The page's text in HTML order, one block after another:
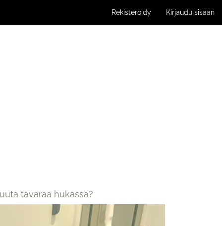
Rekisteröidy Kirjaudu sisään
tavaraa hukassa?